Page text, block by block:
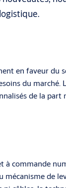
en faveur du
du marché.
de la part
à commande
de